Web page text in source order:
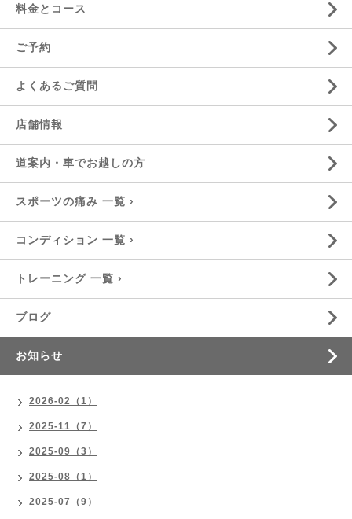
料金とコース
ご予約
よくあるご質問
店舗情報
道案内・車でお越しの方
スポーツの痛み 一覧 ›
コンディション 一覧 ›
トレーニング 一覧 ›
ブログ
お知らせ
2026-02（1）
2025-11（7）
2025-09（3）
2025-08（1）
2025-07（9）